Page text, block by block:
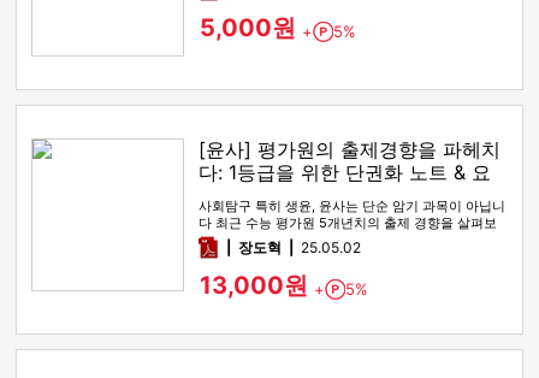
5,000원 + Point
5%
[윤사] 평가원의 출제경향을 파헤치
다: 1등급을 위한 단권화 노트 & 요
약본
사회탐구 특히 생윤, 윤사는 단순 암기 과목이 아닙니
다 최근 수능 평가원 5개년치의 출제 경향을 살펴보
면 2022 9모, 2…
pdf장도혁 25.05.02
13,000원 + Point
5%